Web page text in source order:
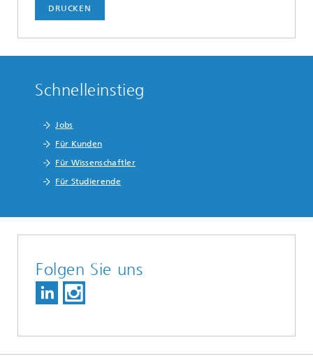
DRUCKEN
Schnelleinstieg
Jobs
Für Kunden
Für Wissenschaftler
Für Studierende
Folgen Sie uns